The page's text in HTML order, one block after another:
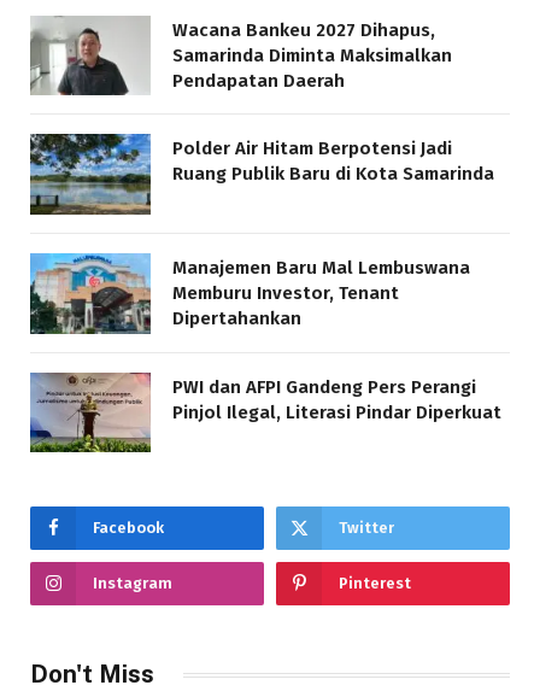
Wacana Bankeu 2027 Dihapus,
Samarinda Diminta Maksimalkan
Pendapatan Daerah
Polder Air Hitam Berpotensi Jadi
Ruang Publik Baru di Kota Samarinda
Manajemen Baru Mal Lembuswana
Memburu Investor, Tenant
Dipertahankan
PWI dan AFPI Gandeng Pers Perangi
Pinjol Ilegal, Literasi Pindar Diperkuat
Facebook Twitter
Instagram Pinterest
Don't Miss